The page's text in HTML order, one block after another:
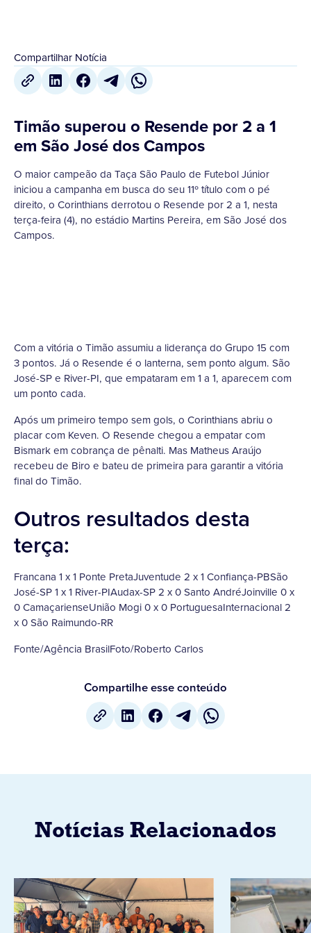
Compartilhar Notícia
Timão superou o Resende por 2 a 1
em São José dos Campos
O maior campeão da Taça São Paulo de Futebol Júnior
iniciou a campanha em busca do seu 11º título com o pé
direito, o Corinthians derrotou o Resende por 2 a 1, nesta
terça-feira (4), no estádio Martins Pereira, em São José dos
Campos.
Com a vitória o Timão assumiu a liderança do Grupo 15 com
3 pontos. Já o Resende é o lanterna, sem ponto algum. São
José-SP e River-PI, que empataram em 1 a 1, aparecem com
um ponto cada.
Após um primeiro tempo sem gols, o Corinthians abriu o
placar com Keven. O Resende chegou a empatar com
Bismark em cobrança de pênalti. Mas Matheus Araújo
recebeu de Biro e bateu de primeira para garantir a vitória
final do Timão.
Outros resultados desta
terça:
Francana 1 x 1 Ponte PretaJuventude 2 x 1 Confiança-PBSão
José-SP 1 x 1 River-PIAudax-SP 2 x 0 Santo AndréJoinville 0 x
0 CamaçarienseUnião Mogi 0 x 0 PortuguesaInternacional 2
x 0 São Raimundo-RR
Fonte/Agência BrasilFoto/Roberto Carlos
Compartilhe esse conteúdo
Notícias Relacionados